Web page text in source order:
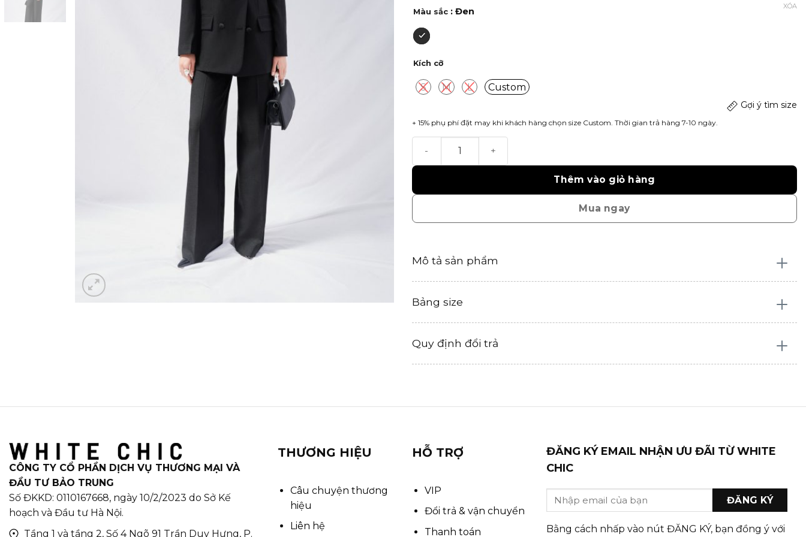
Màu sắc : Đen
Kích cỡ
S M L Custom
XÓA
+ 15% phụ phí đặt may khi khách hàng chọn size Custom. Thời gian trả hàng 7-10 ngày.
Gợi ý tìm size
Thêm vào giỏ hàng
Mua ngay
Mô tả sản phẩm
Bảng size
Quy định đổi trả
CÔNG TY CỔ PHẦN DỊCH VỤ THƯƠNG MẠI VÀ
ĐẦU TƯ BẢO TRUNG
Số ĐKKD: 0110167668, ngày 10/2/2023 do Sở Kế
hoạch và Đầu tư Hà Nội.
Tầng 1 và tầng 2, Số 4 Ngõ 91 Trần Duy Hưng, P.
THƯƠNG HIỆU
Câu chuyện thương
hiệu
Liên hệ
HỖ TRỢ
VIP
Đổi trả & vận chuyển
Thanh toán
ĐĂNG KÝ EMAIL NHẬN ƯU ĐÃI TỪ WHITE
CHIC
Bằng cách nhấp vào nút ĐĂNG KÝ, bạn đồng ý với